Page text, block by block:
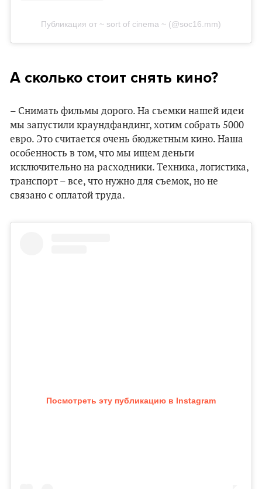
Публикация от ~ sort of cinema ~ (@soc16.mm)
А сколько стоит снять кино?
– Снимать фильмы дорого. На съемки нашей идеи
мы запустили краундфандинг, хотим собрать 5000
евро. Это считается очень бюджетным кино. Наша
особенность в том, что мы ищем деньги
исключительно на расходники. Техника, логистика,
транспорт – все, что нужно для съемок, но не
связано с оплатой труда.
Посмотреть эту публикацию в Instagram